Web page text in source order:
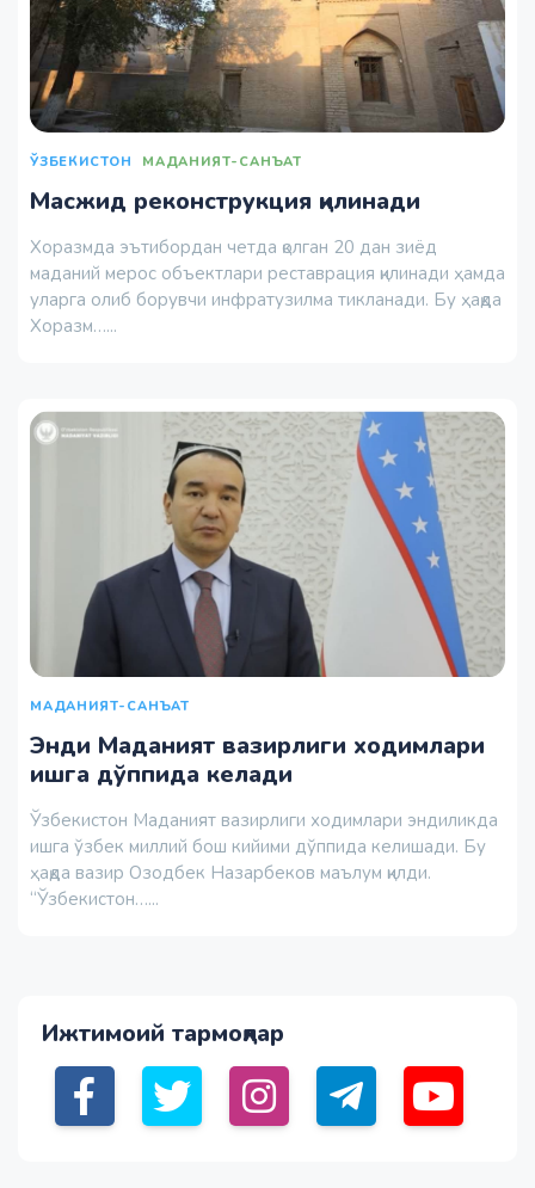
ЎЗБЕКИСТОН МАДАНИЯТ-САНЪАТ
Масжид реконструкция қилинади
Хоразмда эътибордан четда қолган 20 дан зиёд
маданий мерос объектлари реставрация қилинади ҳамда
уларга олиб борувчи инфратузилма тикланади. Бу ҳақда
Хоразм…...
МАДАНИЯТ-САНЪАТ
Энди Маданият вазирлиги ходимлари
ишга дўппида келади
Ўзбекистон Маданият вазирлиги ходимлари эндиликда
ишга ўзбек миллий бош кийими дўппида келишади. Бу
ҳақда вазир Озодбек Назарбеков маълум қилди.
“Ўзбекистон…...
Ижтимоий тармоқлар